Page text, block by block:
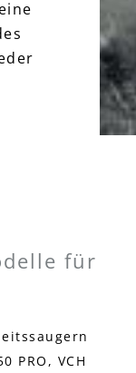
für
PRO, VCH